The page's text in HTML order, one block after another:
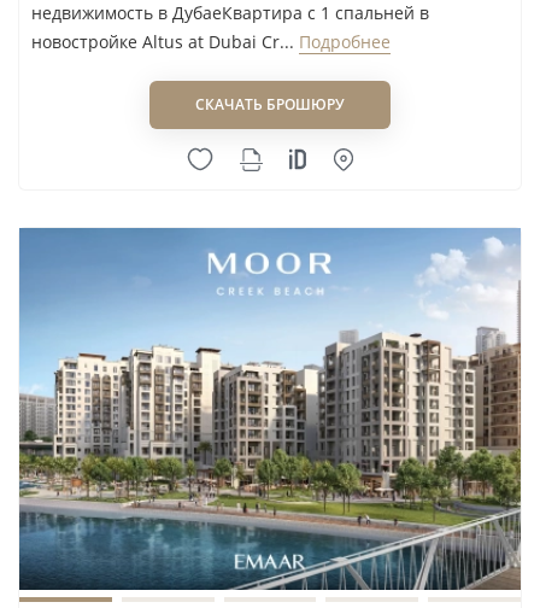
недвижимость в ДубаеКвартира с 1 спальней в
новостройке Altus at Dubai Cr... Подробнее
СКАЧАТЬ БРОШЮРУ